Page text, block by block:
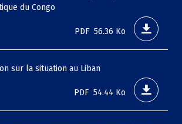
du Congo
PDF 56.36 Ko
sur la situation au Liban
PDF 54.44 Ko